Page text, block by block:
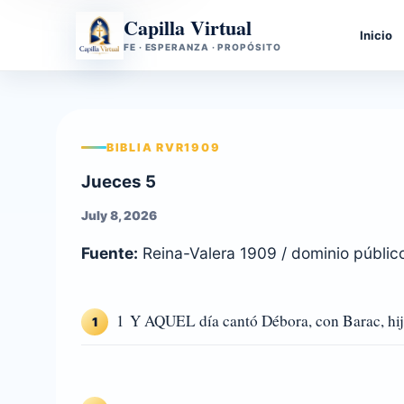
Capilla Virtual
FE · ESPERANZA · PROPÓSITO
Inicio
BIBLIA RVR1909
Jueces 5
July 8, 2026
Fuente: Reina-Valera 1909 / dominio
1 1 Y AQUEL día cantó Débora, con Barac,